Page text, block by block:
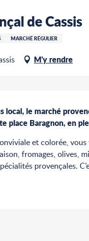
de Cassis
MARCHÉ RÉGULIER
M'y rendre
local, le marché
place Baragnon, en
et colorée,
fromages, olives,
provençales.